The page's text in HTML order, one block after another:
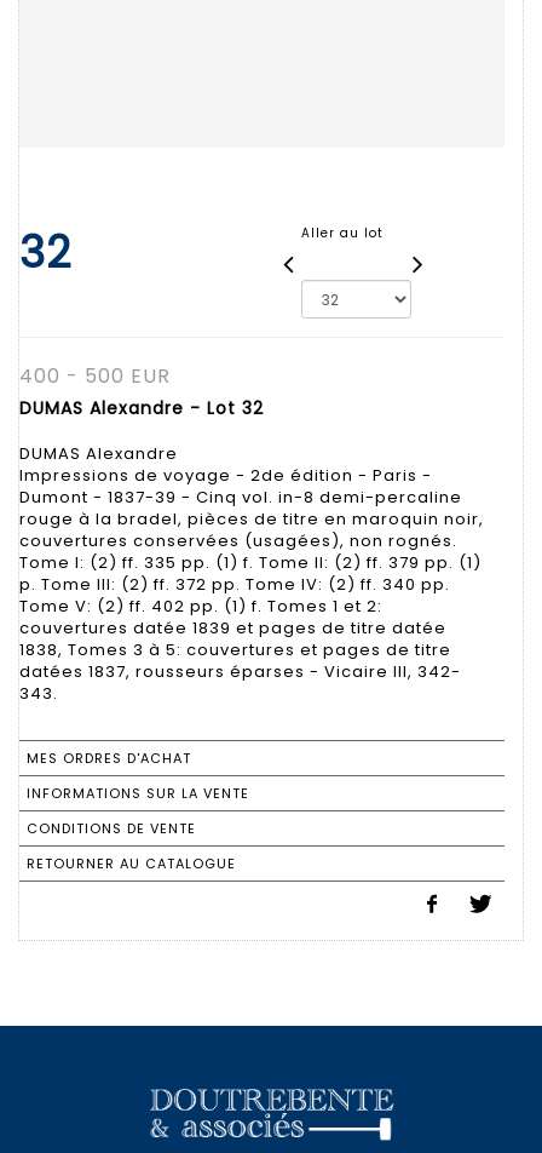
32 Aller au lot
400 - 500 EUR
DUMAS Alexandre - Lot 32
DUMAS Alexandre
Impressions de voyage - 2de édition - Paris -
Dumont - 1837-39 - Cinq vol. in-8 demi-percaline
rouge à la bradel, pièces de titre en maroquin noir,
couvertures conservées (usagées), non rognés.
Tome I: (2) ff. 335 pp. (1) f. Tome II: (2) ff. 379 pp. (1)
p. Tome III: (2) ff. 372 pp. Tome IV: (2) ff. 340 pp.
Tome V: (2) ff. 402 pp. (1) f. Tomes 1 et 2:
couvertures datée 1839 et pages de titre datée
1838, Tomes 3 à 5: couvertures et pages de titre
datées 1837, rousseurs éparses - Vicaire III, 342-
343.
MES ORDRES D'ACHAT
INFORMATIONS SUR LA VENTE
CONDITIONS DE VENTE
RETOURNER AU CATALOGUE